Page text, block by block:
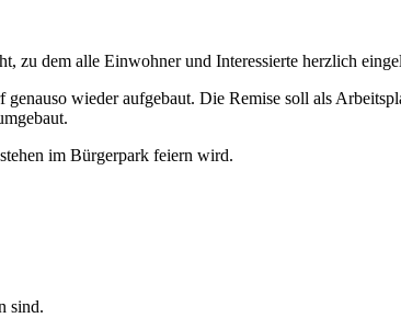
zu dem alle Einwohner und Interessierte herzlich
wieder aufgebaut. Die Remise soll als
im Bürgerpark feiern wird.
sind.